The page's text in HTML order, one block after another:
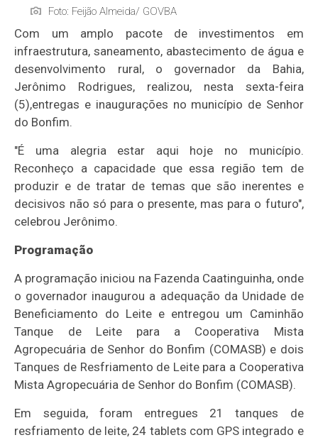
Foto: Feijão Almeida/ GOVBA
Com um amplo pacote de investimentos em
infraestrutura, saneamento, abastecimento de água e
desenvolvimento rural, o governador da Bahia,
Jerônimo Rodrigues, realizou, nesta sexta-feira
(5),entregas e inaugurações no município de Senhor
do Bonfim.
"É uma alegria estar aqui hoje no município.
Reconheço a capacidade que essa região tem de
produzir e de tratar de temas que são inerentes e
decisivos não só para o presente, mas para o futuro",
celebrou Jerônimo.
Programação
A programação iniciou na Fazenda Caatinguinha, onde
o governador inaugurou a adequação da Unidade de
Beneficiamento do Leite e entregou um Caminhão
Tanque de Leite para a Cooperativa Mista
Agropecuária de Senhor do Bonfim (COMASB) e dois
Tanques de Resfriamento de Leite para a Cooperativa
Mista Agropecuária de Senhor do Bonfim (COMASB).
Em seguida, foram entregues 21 tanques de
resfriamento de leite, 24 tablets com GPS integrado e